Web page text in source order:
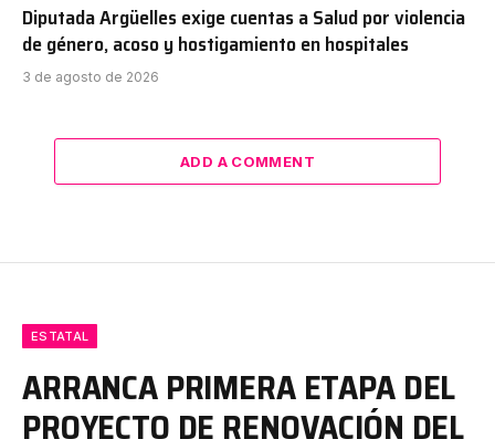
Diputada Argüelles exige cuentas a Salud por violencia
de género, acoso y hostigamiento en hospitales
3 de agosto de 2026
ADD A COMMENT
ESTATAL
ARRANCA PRIMERA ETAPA DEL
PROYECTO DE RENOVACIÓN DEL